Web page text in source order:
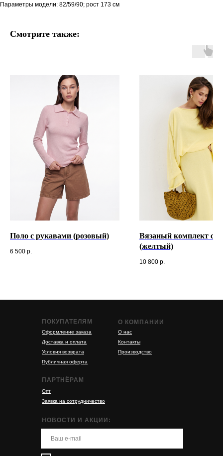
Параметры модели: 82/59/90; рост 173 см
Смотрите также:
Поло с рукавами (розовый)
6 500 р.
Вязаный комплект с
(желтый)
10 800 р.
О КОМПАНИИ
О нас
Контакты
Производство
ПОКУПАТЕЛЯМ
Оформление заказа
Доставка и оплата
Условия возврата
Публичная оферта
ПАРТНЁРАМ
Опт
Заявка на сотрудничество
НОВОСТИ И АКЦИИ: